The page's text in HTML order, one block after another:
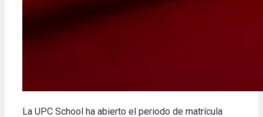
La UPC School ha abierto el periodo de matrícula